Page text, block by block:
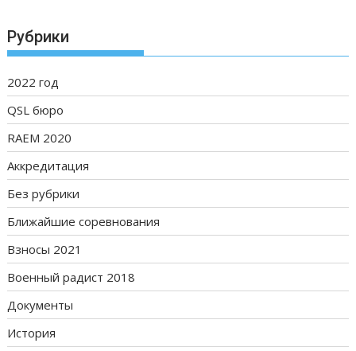
Рубрики
2022 год
QSL бюро
RAEM 2020
Аккредитация
Без рубрики
Ближайшие соревнования
Взносы 2021
Военный радист 2018
Документы
История